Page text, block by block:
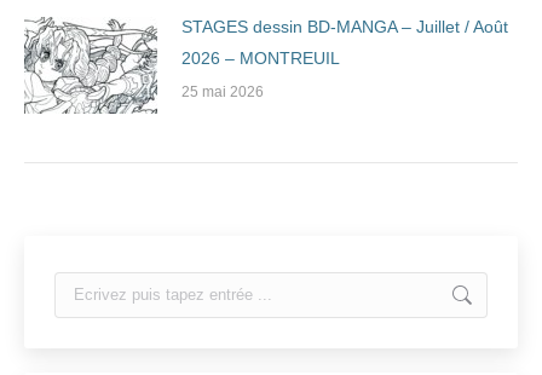
STAGES dessin BD-MANGA – Juillet / Août
2026 – MONTREUIL
25 mai 2026
Search: